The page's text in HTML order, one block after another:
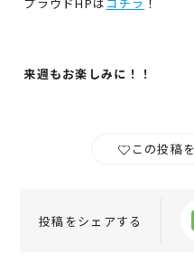
来週もお楽しみに！！
この投稿
投稿をシェアする